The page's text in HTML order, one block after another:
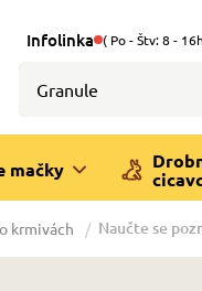
Infolinka ( Po - Štv: 8 -
mačky
krmivách Naučte se